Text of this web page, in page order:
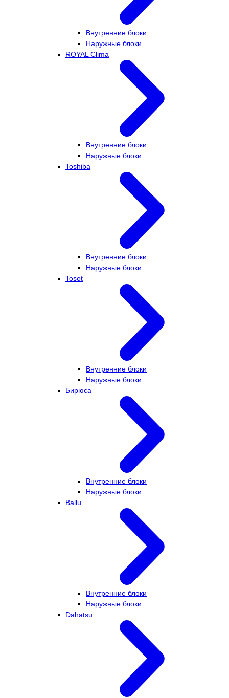
Внутренние блоки
Наружные блоки
ROYAL Clima
Внутренние блоки
Наружные блоки
Toshiba
Внутренние блоки
Наружные блоки
Tosot
Внутренние блоки
Наружные блоки
Бирюса
Внутренние блоки
Наружные блоки
Ballu
Внутренние блоки
Наружные блоки
Dahatsu